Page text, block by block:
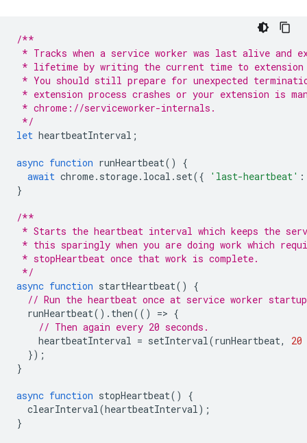
/**
* Tracks when a service worker was last alive and
* lifetime by writing the current time to extension
* You should still prepare for unexpected
* extension process crashes or your extension is
* chrome://serviceworker-internals.
*/
let heartbeatInterval ;
async function runHeartbeat()
{
await chrome. storage. local . set({ 'last-heartbeat' :
}
/**
* Starts the heartbeat interval which keeps the
* this sparingly when you are doing work which
* stopHeartbeat once that work is complete.
*/
async function startHeartbeat()
{
// Run the heartbeat once at service worker
runHeartbeat(). then(() => {
// Then again every 20 seconds.
heartbeatInterval = setInterval(runHeartbeat,
20
});
}
async function stopHeartbeat()
{
clearInterval(heartbeatInterval);
}